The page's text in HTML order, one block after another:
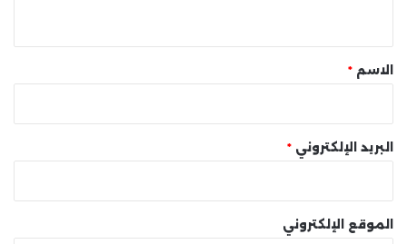
* الاسم *
البريد الإلكتروني *
الموقع الإلكتروني